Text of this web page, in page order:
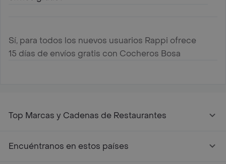
Sí, para todos los nuevos usuarios Rappi ofrece
15 días de envíos gratis con Cocheros Bosa
Top Marcas y Cadenas de Restaurantes
Encuéntranos en estos países